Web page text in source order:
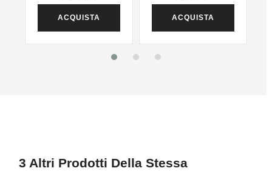
ACQUISTA ACQUISTA
3 Altri Prodotti Della Stessa